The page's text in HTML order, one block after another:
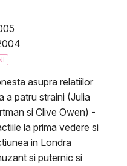
asupra relatiilor
a patru straini (Julia
si Clive Owen) -
la prima vedere si
in Londra
si puternic si